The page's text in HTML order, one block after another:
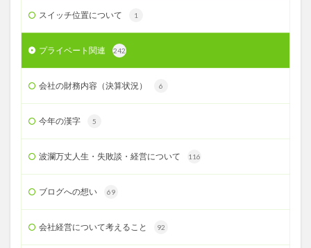
スイッチ位置について 1
プライベート関連 242
会社の財務内容（決算状況） 6
今年の漢字 5
波瀾万丈人生・失敗談・経営について 116
ブログへの想い 69
会社経営について考えること 92